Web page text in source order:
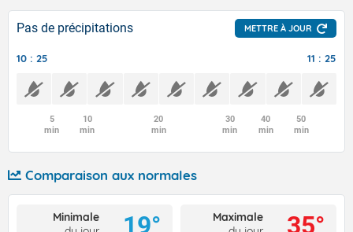
Pas de précipitations METTRE À JOUR
10 : 25 11 : 25
5
min
10
min
20
min
30
min
40
min
50
min
Comparaison aux normales
Minimale
19°
Maximale
35°